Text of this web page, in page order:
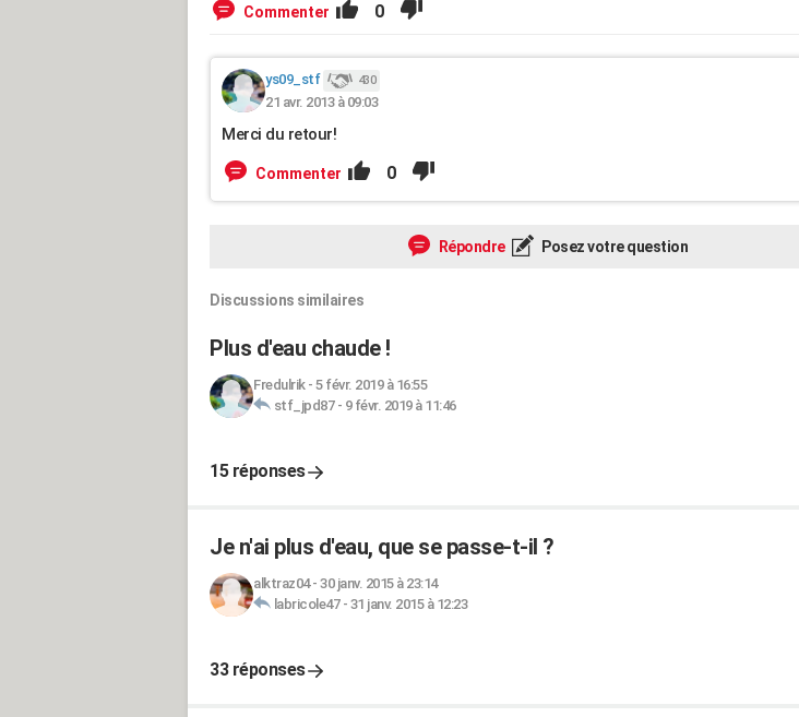
Commenter 0
ys09_stf 430
21 avr. 2013 à 09:03
Merci du retour!
Commenter 0
Répondre Posez votre question
Discussions similaires
Plus d'eau chaude !
Fredulrik- 5 févr. 2019 à 16:55
stf_jpd87- 9 févr. 2019 à 11:46
15 réponses
Je n'ai plus d'eau, que se passe-t-il ?
alktraz04- 30 janv. 2015 à 23:14
labricole47- 31 janv. 2015 à 12:23
33 réponses